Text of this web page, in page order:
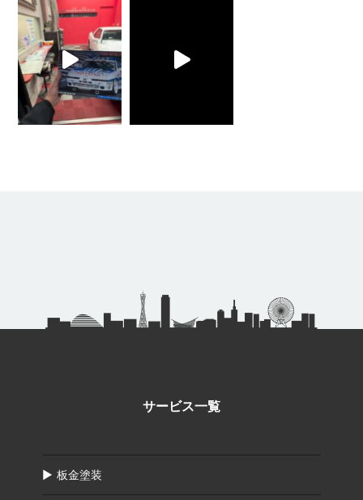
サービス一覧
板金塗装